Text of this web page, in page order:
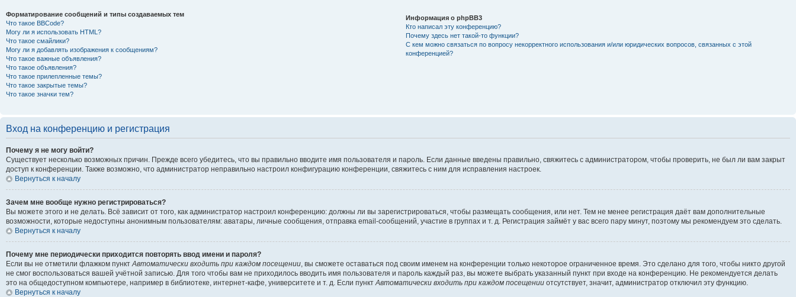
Форматирование сообщений и типы создаваемых тем
Что такое BBCode?
Могу ли я использовать HTML?
Что такое смайлики?
Могу ли я добавлять изображения к сообщениям?
Что такое важные объявления?
Что такое объявления?
Что такое прилепленные темы?
Что такое закрытые темы?
Что такое значки тем?
Информация о phpBB3
Кто написал эту конференцию?
Почему здесь нет такой-то функции?
С кем можно связаться по вопросу некорректного использования и/или юридических вопросов, связанных с этой
конференцией?
Вход на конференцию и регистрация
Почему я не могу войти?
Существует несколько возможных причин. Прежде всего убедитесь, что вы правильно вводите имя пользователя и пароль. Если данные введены правильно, свяжитесь с администратором, чтобы проверить, не был ли вам закрыт
доступ к конференции. Также возможно, что администратор неправильно настроил конфигурацию конференции, свяжитесь с ним для исправления настроек.
Вернуться к началу
Зачем мне вообще нужно регистрироваться?
Вы можете этого и не делать. Всё зависит от того, как администратор настроил конференцию: должны ли вы зарегистрироваться, чтобы размещать сообщения, или нет. Тем не менее регистрация даёт вам дополнительные
возможности, которые недоступны анонимным пользователям: аватары, личные сообщения, отправка email-сообщений, участие в группах и т. д. Регистрация займёт у вас всего пару минут, поэтому мы рекомендуем это сделать.
Вернуться к началу
Почему мне периодически приходится повторять ввод имени и пароля?
Если вы не отметили флажком пункт Автоматически входить при каждом посещении , вы сможете оставаться под своим именем на конференции только некоторое ограниченное время. Это сделано для того, чтобы никто другой
не смог воспользоваться вашей учётной записью. Для того чтобы вам не приходилось вводить имя пользователя и пароль каждый раз, вы можете выбрать указанный пункт при входе на конференцию. Не рекомендуется делать
это на общедоступном компьютере, например в библиотеке, интернет-кафе, университете и т. д. Если пункт Автоматически входить при каждом посещении отсутствует, значит, администратор отключил эту функцию.
Вернуться к началу